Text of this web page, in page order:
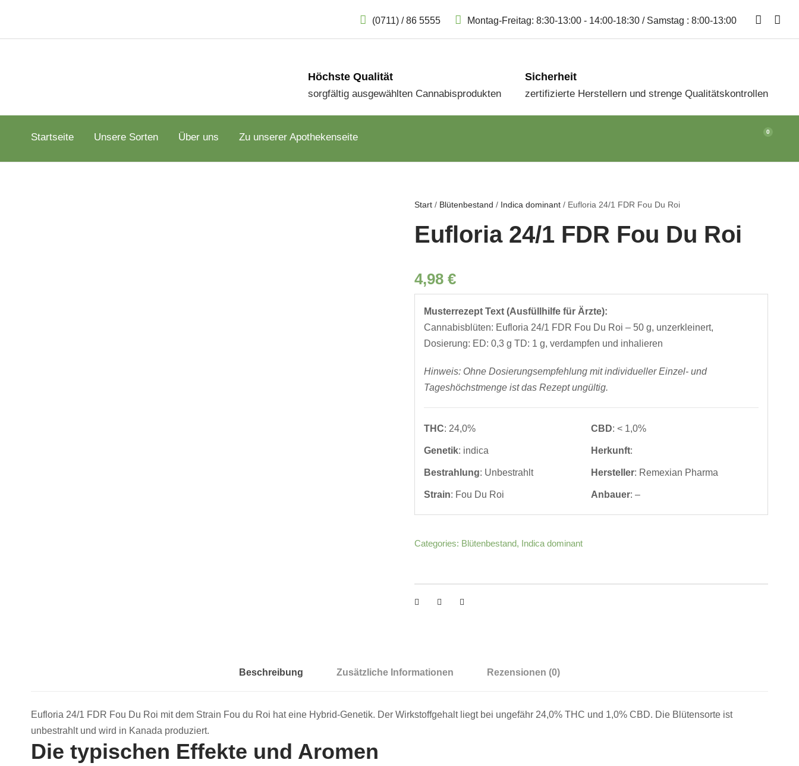
(0711) / 86 5555 Montag-Freitag: 8:30-13:00 - 14:00-18:30 / Samstag : 8:00-13:00
Höchste Qualität
sorgfältig ausgewählten Cannabisprodukten
Sicherheit
zertifizierte Herstellern und strenge Qualitätskontrollen
Startseite Unsere Sorten Über uns Zu unserer Apothekenseite 0
Start/ Blütenbestand / Indica dominant/ Eufloria 24/1 FDR Fou Du Roi
Eufloria 24/1 FDR Fou Du Roi
4,98 €
Musterrezept Text (Ausfüllhilfe für Ärzte):
Cannabisblüten: Eufloria 24/1 FDR Fou Du Roi – 50 g, unzerkleinert,
Dosierung: ED: 0,3 g TD: 1 g, verdampfen und inhalieren
Hinweis: Ohne Dosierungsempfehlung mit individueller Einzel- und
Tageshöchstmenge ist das Rezept ungültig.
THC: 24,0% CBD: < 1,0%
Genetik: indica Herkunft:
Bestrahlung: Unbestrahlt Hersteller: Remexian Pharma
Strain: Fou Du Roi Anbauer: –
Categories: Blütenbestand, Indica dominant
Beschreibung Zusätzliche Informationen Rezensionen (0)
Eufloria 24/1 FDR Fou Du Roi mit dem Strain Fou du Roi hat eine Hybrid-Genetik. Der Wirkstoffgehalt liegt bei ungefähr 24,0% THC und 1,0% CBD. Die Blütensorte ist
unbestrahlt und wird in Kanada produziert.
Die typischen Effekte und Aromen